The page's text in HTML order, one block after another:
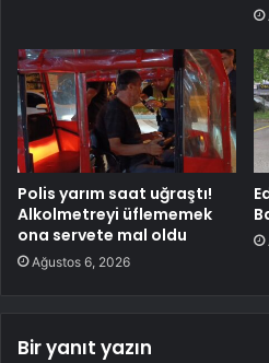
Polis yarım saat uğraştı!
Alkolmetreyi üflememek
ona servete mal oldu
Ağustos 6, 2026
Bir yanıt yazın